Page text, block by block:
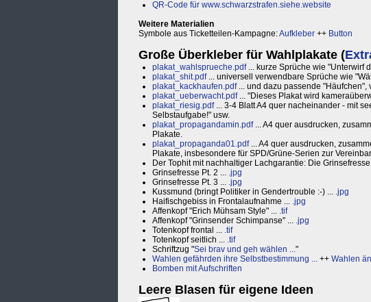
QR-Code für www.schwarzstrafen.siehe.website
Weitere Materialien
Symbole aus Ticketteilen-Kampagne:Aufkleber ++ Button
Große Überkleber für Wahlplakate (
plakat_wahlsprueche.pdf... kurze Sprüche wie "Unterwirf
plakat_shit.pdf... universell verwendbare Sprüche wie
plakat_kackhaufen.pdf... und dazu passende "Häufchen",
plakat_ueberwacht.pdf... "Dieses Plakat wird
plakat_riesig.pdf... 3-4 Blatt A4 quer nacheinander - mit
Selbstaufgabe!" usw.
plakat_propagandamin.pdf... A4 quer ausdrucken,
Plakate.
plakat_propaganda01.pdf... A4 quer ausdrucken,
Plakate, insbesondere für SPD/Grüne-Serien zur
Der Tophit mit nachhaltiger Lachgarantie: Die
Grinsefresse Pt. 2 ... .jpg
Grinsefresse Pt. 3 ... .jpg
Kussmund (bringt Politiker in Gendertrouble :-) ... .jpg
Haifischgebiss in Frontalaufnahme ... .jpg
Affenkopf "Erich Mühsam Style" ... .tif
Affenkopf "Grinsender Schimpanse" ... .jpg
Totenkopf frontal ... .tif
Totenkopf seitlich ... .tif
Schriftzug "Sei brav und geh wählen ..."
Wahlen gefährden ihre Selbstbestimmung ... ++ Wahlen
Bomben mit Aufschriften
Leere Blasen für eigene Ideen